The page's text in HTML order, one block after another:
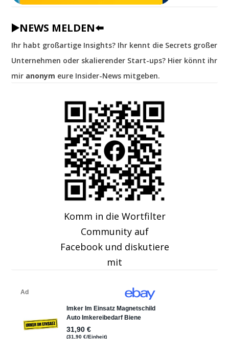
▶️NEWS MELDEN⬅️
Ihr habt großartige Insights? Ihr kennt die Secrets großer
Unternehmen oder skalierender Start-ups? Hier könnt ihr
mir anonym eure Insider-News mitgeben.
Komm in die Wortfilter
Community auf
Facebook und diskutiere
mit